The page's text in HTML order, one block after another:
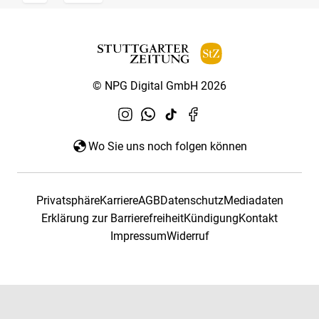
© NPG Digital GmbH 2026
Wo Sie uns noch folgen können
PrivatsphäreKarriereAGBDatenschutzMediadaten
Erklärung zur BarrierefreiheitKündigungKontakt
ImpressumWiderruf